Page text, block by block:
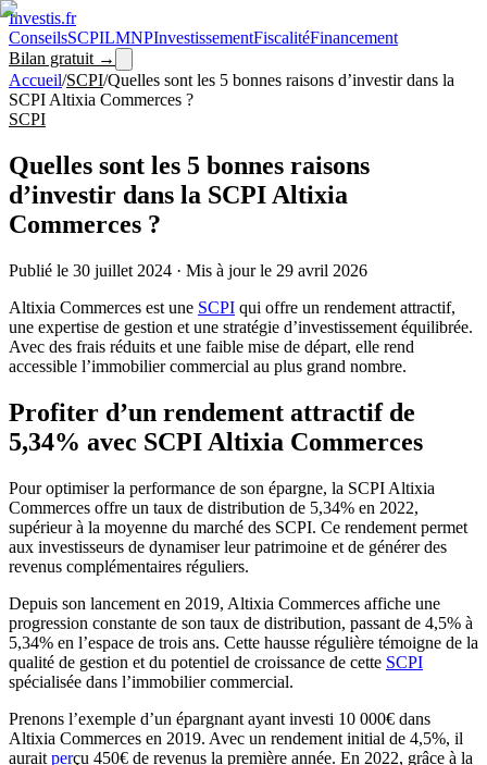
Investis.fr
ConseilsSCPILMNPInvestissementFiscalitéFinancement
Bilan gratuit →
Accueil/SCPI/Quelles sont les 5 bonnes raisons d’investir dans la
SCPI Altixia Commerces ?
SCPI
Quelles sont les 5 bonnes raisons
d’investir dans la SCPI Altixia
Commerces ?
Publié le 30 juillet 2024 · Mis à jour le 29 avril 2026
Altixia Commerces est une SCPI qui offre un rendement attractif,
une expertise de gestion et une stratégie d’investissement équilibrée.
Avec des frais réduits et une faible mise de départ, elle rend
accessible l’immobilier commercial au plus grand nombre.
Profiter d’un rendement attractif de
5,34% avec SCPI Altixia Commerces
Pour optimiser la performance de son épargne, la SCPI Altixia
Commerces offre un taux de distribution de 5,34% en 2022,
supérieur à la moyenne du marché des SCPI. Ce rendement permet
aux investisseurs de dynamiser leur patrimoine et de générer des
revenus complémentaires réguliers.
Depuis son lancement en 2019, Altixia Commerces affiche une
progression constante de son taux de distribution, passant de 4,5% à
5,34% en l’espace de trois ans. Cette hausse régulière témoigne de la
qualité de gestion et du potentiel de croissance de cette SCPI
spécialisée dans l’immobilier commercial.
Prenons l’exemple d’un épargnant ayant investi 10 000€ dans
Altixia Commerces en 2019. Avec un rendement initial de 4,5%, il
aurait perçu 450€ de revenus la première année. En 2022, grâce à la